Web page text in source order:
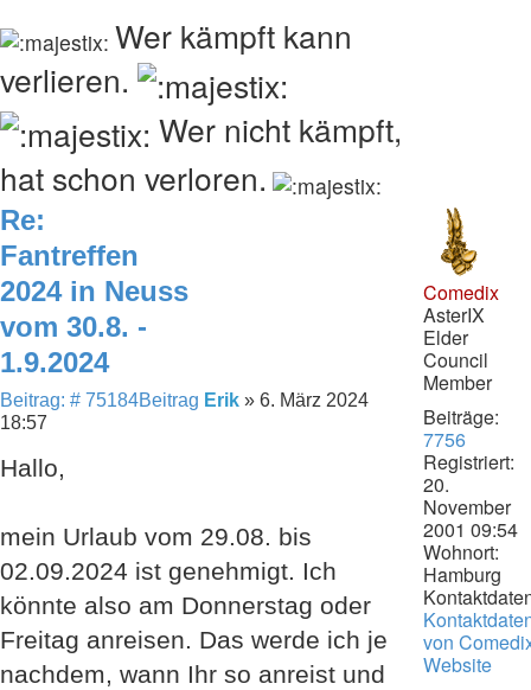
Wer kämpft kann
verlieren.
Wer nicht kämpft,
hat schon verloren.
Re:
Fantreffen
2024 in Neuss
vom 30.8. -
1.9.2024
Beitrag: # 75184Beitrag Erik » 6. März 2024
18:57
Hallo,
mein Urlaub vom 29.08. bis
02.09.2024 ist genehmigt. Ich
könnte also am Donnerstag oder
Freitag anreisen. Das werde ich je
nachdem, wann Ihr so anreist und
Comedix
AsterIX
Elder
Council
Member
Beiträge:
7756
Registriert:
20.
November
2001 09:54
Wohnort:
Hamburg
von
Website